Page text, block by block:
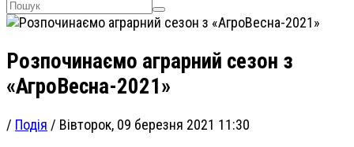
Розпочинаємо аграрний сезон з
«АгроВесна-2021»
/ Подія / Вівторок, 09 березня 2021 11:30